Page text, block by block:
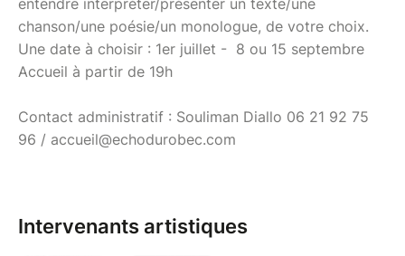
entendre interpréter/présenter un texte/une
chanson/une poésie/un monologue, de votre choix.
Une date à choisir : 1er juillet - 8 ou 15 septembre
Accueil à partir de 19h
Contact administratif : Souliman Diallo 06 21 92 75
96 / accueil@echodurobec.com
Intervenants artistiques